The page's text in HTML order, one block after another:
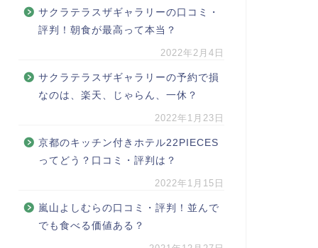
サクラテラスザギャラリーの口コミ・
評判！朝食が最高って本当？
2022年2月4日
サクラテラスザギャラリーの予約で損
なのは、楽天、じゃらん、一休？
2022年1月23日
京都のキッチン付きホテル22PIECES
ってどう？口コミ・評判は？
2022年1月15日
嵐山よしむらの口コミ・評判！並んで
でも食べる価値ある？